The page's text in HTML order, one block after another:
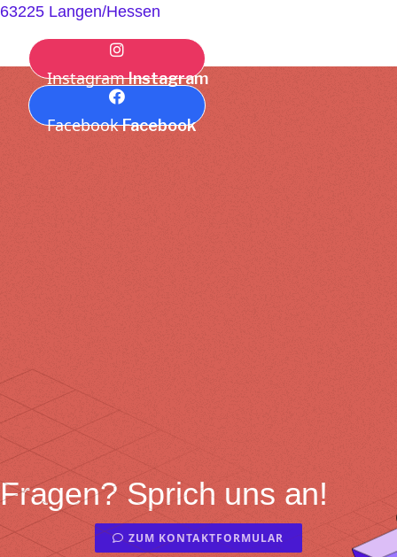
63225 Langen/Hessen
InstagramInstagram
FacebookFacebook
Fragen? Sprich uns an!
ZUM KONTAKTFORMULAR